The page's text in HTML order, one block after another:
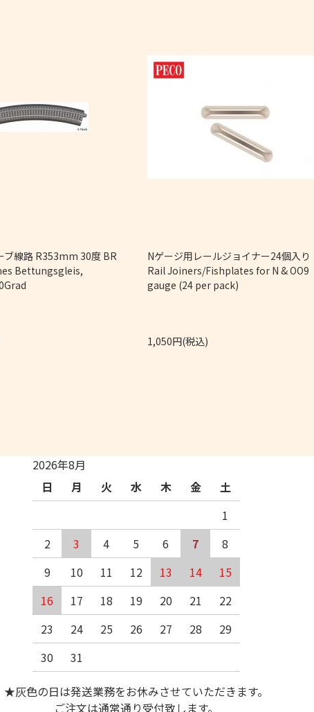
ブ線路 R353mm 30度 BR
Bettungsgleis,
Nゲージ用レールジョイナー24個入り
Rail Joiners/Fishplates for N & OO9
gauge (24 per pack)
1,050円(税込)
2026年8月
日
月 火 水 木 金
土
1
2
3 4 5 6 7
8
9
10 11 12 13 14
15
16
17 18 19 20 21
22
23
24 25 26 27 28
29
30
31
★灰色の日は発送業務をお休みさせていただきます。
ご注文は通常通り受付致します。